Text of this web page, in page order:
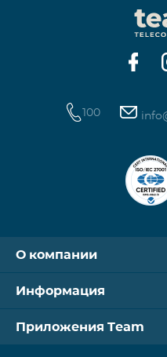
100
О компании
Информация
Приложения Team